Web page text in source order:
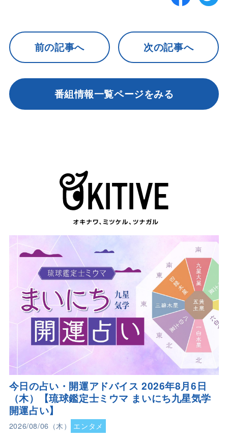
前の記事へ 次の記事へ
番組情報一覧ページをみる
今日の占い・開運アドバイス 2026年8月6日
（木）【琉球鑑定士ミウマ まいにち九星気学
開運占い】
2026/08/06（木） エンタメ